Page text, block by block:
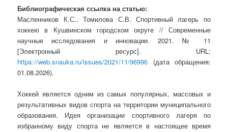
Библиографическая ссылка на статью:
Масленников К.С., Томилова С.В. Спортивный лагерь по
хоккею в Кушвинском городском округе // Современные
научные исследования и инновации. 2021. № 11
[Электронный ресурс]. URL:
https://web.snauka.ru/issues/2021/11/96996 (дата обращения:
01.08.2026).
Хоккей является одним из самых популярных, массовых и
результативных видов спорта на территории муниципального
образования. Идея организации спортивного лагеря по
избранному виду спорта не является в настоящее время